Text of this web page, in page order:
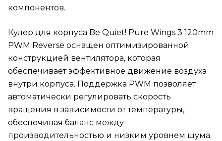
компонентов.
Кулер для корпуса Be Quiet! Pure Wings 3 120mm
PWM Reverse оснащен оптимизированной
конструкцией вентилятора, которая
обеспечивает эффективное движение воздуха
внутри корпуса. Поддержка PWM позволяет
автоматически регулировать скорость
вращения в зависимости от температуры,
обеспечивая баланс между
производительностью и низким уровнем шума.